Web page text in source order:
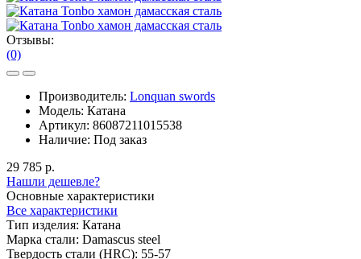
Отзывы:
(0)
Производитель: Lonquan swords
Модель: Катана
Артикул: 86087211015538
Наличие: Под заказ
29 785 р.
Нашли дешевле?
Основные характеристики
Все характеристики
Тип изделия: Катана
Марка стали: Damascus steel
Твердость стали (HRC): 55-57